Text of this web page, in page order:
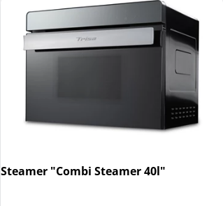
Steamer "Combi Steamer 40l"